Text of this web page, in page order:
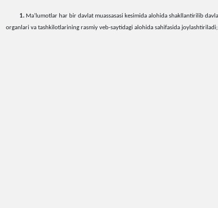
1. Ma’lumotlar har bir davlat muassasasi kesimida alohida shakllantirilib
organlari va tashkilotlarining rasmiy veb-saytidagi alohida sahifasida joylashtiriladi;